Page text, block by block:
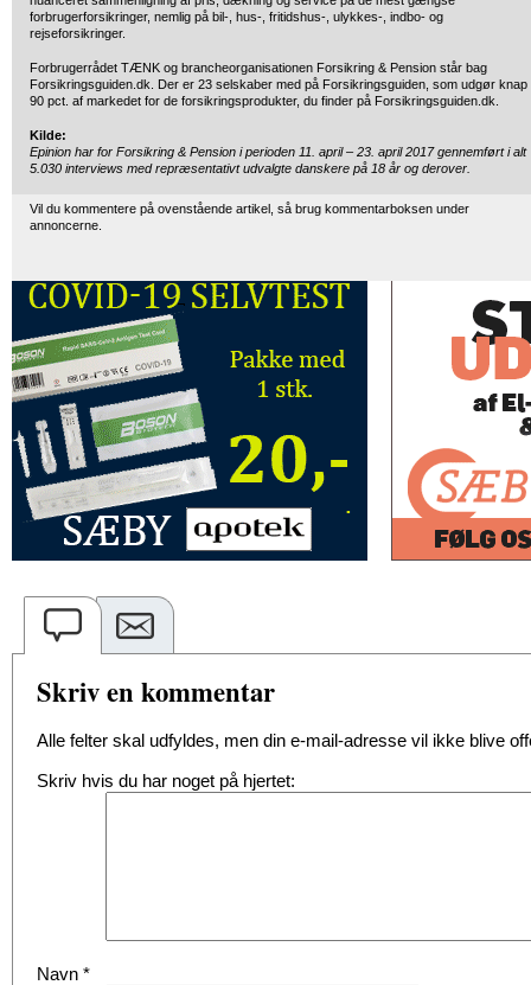
forbrugerforsikringer, nemlig på bil-, hus-, fritidshus-, ulykkes-, indbo- og
rejseforsikringer.
Forbrugerrådet TÆNK og brancheorganisationen Forsikring & Pension står bag
Forsikringsguiden.dk. Der er 23 selskaber med på Forsikringsguiden, som udgør knap
90 pct. af markedet for de forsikringsprodukter, du finder på Forsikringsguiden.dk.
Kilde:
Epinion har for Forsikring & Pension i perioden 11. april – 23. april 2017 gennemført i alt
5.030 interviews med repræsentativt udvalgte danskere på 18 år og derover.
Vil du kommentere på ovenstående artikel, så brug kommentarboksen under
annoncerne.
Skriv en kommentar
Alle felter skal udfyldes, men din e-mail-adresse vil ikke blive
Skriv hvis du har noget på hjertet:
Navn *